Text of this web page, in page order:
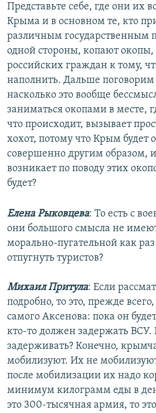
Представьте себе, где они их
Крыма и в основном те, кто
различным государственным
одной стороны, копают окопы,
российских граждан к тому,
наполнить. Дальше поговорим
насколько это вообще
заниматься окопами в месте,
что происходит, вызывает
хохот, потому что Крым будет
совершенно другим образом,
возникает по поводу этих
будет?
Елена Рыковцева: То есть с
они большого смысла не
морально-пугательной как
отпугнуть туристов?
Михаил Притула: Если
подробно, то это, прежде
самого Аксенова: пока он
кто-то должен задержать ВСУ.
задерживать? Конечно,
мобилизуют. Их не
после мобилизации их надо
минимум килограмм еды в
это 300-тысячная армия, то